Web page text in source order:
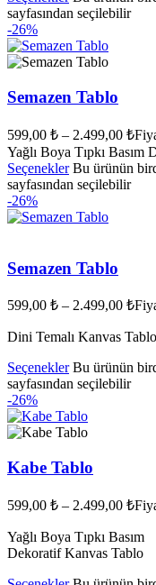
sayfasından seçilebilir
-26%
Semazen Tablo
599,00 ₺ – 2.499,00 ₺
Yağlı Boya Tıpkı
Seçenekler Bu ürünün
sayfasından seçilebilir
-26%
Semazen Tablo
599,00 ₺ – 2.499,00 ₺
Dini Temalı Kanvas Tablo
Seçenekler Bu ürünün
sayfasından seçilebilir
-26%
Kabe Tablo
599,00 ₺ – 2.499,00 ₺
Yağlı Boya Tıpkı Basım
Dekoratif Kanvas Tablo